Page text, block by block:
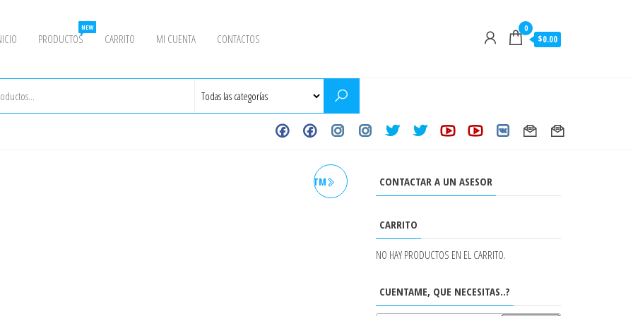
PRODUCTOS
NEW
CARRITO MI CUENTA CONTACTOS
0
$0.00
BRIDA CIEGA 3/4" 150# ASTM CONTACTAR A UN ASESOR
CARRITO
NO HAY PRODUCTOS EN EL CARRITO.
CUENTAME, QUE NECESITAS..?